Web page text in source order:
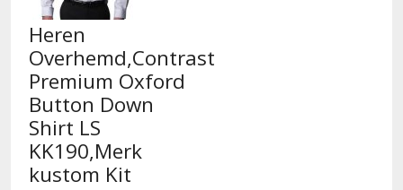
Heren
Overhemd,Contrast
Premium Oxford
Button Down
Shirt LS
KK190,Merk
kustom Kit